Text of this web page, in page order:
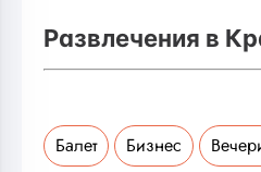
Развлечения в
Балет Бизнес